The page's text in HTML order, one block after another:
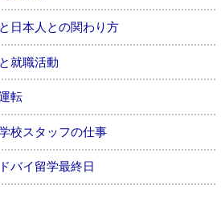
日本人との関わり方
就職活動
転
校スタッフの仕事
バイ留学最終日